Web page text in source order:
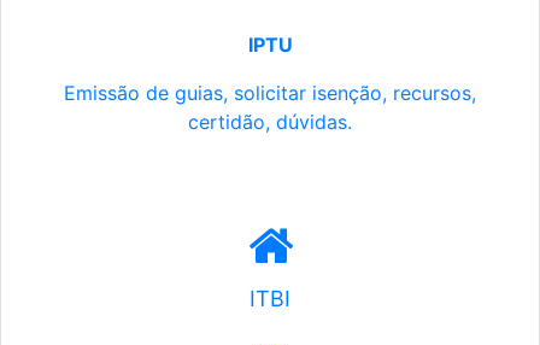
IPTU
Emissão de guias, solicitar isenção, recursos,
certidão, dúvidas.
ITBI